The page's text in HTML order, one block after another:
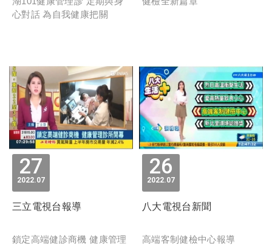
心對話 為自我健康把關
27
07
2022
三立電視台報導
鎖定高端健診商機 健康管理
26
07
2022
八大電視台新聞
高端客制健檢中心報導